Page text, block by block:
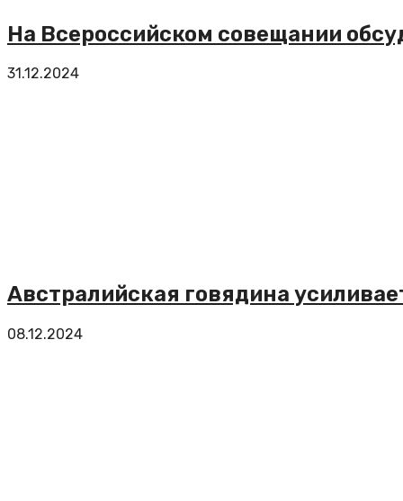
На Всероссийском совещании
31.12.2024
Австралийская говядина
08.12.2024